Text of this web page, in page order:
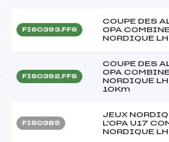
FIS0393.FFS
COUPE DES
OPA
NORDIQUE
FIS0392.FFS
COUPE DES
OPA
NORDIQUE
10Km
FIS0385
JEUX
L'OPA U17
NORDIQUE